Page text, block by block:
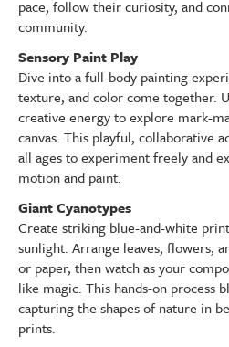
pace, follow their curiosity, and
community.
Sensory Paint Play
Dive into a full-body painting
texture, and color come together.
creative energy to explore mark-
canvas. This playful, collaborative
all ages to experiment freely and
motion and paint.
Giant Cyanotypes
Create striking blue-and-white
sunlight. Arrange leaves, flowers,
or paper, then watch as your
like magic. This hands-on process
capturing the shapes of nature in
prints.